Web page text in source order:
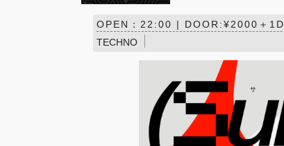
OPEN：22:00 | DOOR:¥2000＋1D
TECHNO